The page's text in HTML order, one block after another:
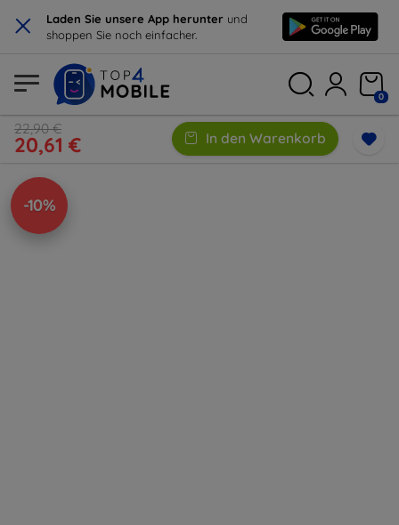
× Laden Sie unsere App herunter und
shoppen Sie noch einfacher.
0
22,90 €
20,61 € In den Warenkorb
-10%